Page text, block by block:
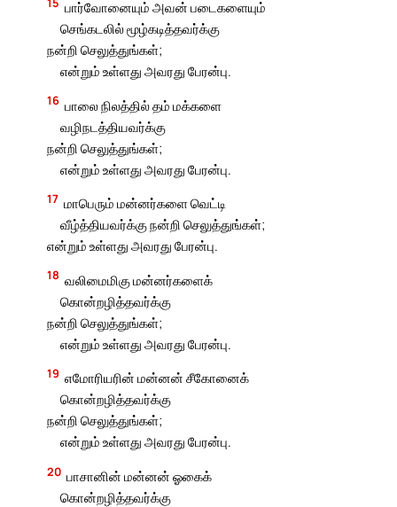
பார்வோனையும் அவன் படைகளையும்
செங்கடலில் மூழ்கடித்தவர்க்கு
நன்றி செலுத்துங்கள்;
என்றும் உள்ளது அவரது பேரன்பு.
16 பாலை நிலத்தில் தம் மக்களை
வழிநடத்தியவர்க்கு
நன்றி செலுத்துங்கள்;
என்றும் உள்ளது அவரது பேரன்பு.
17 மாபெரும் மன்னர்களை வெட்டி
வீழ்த்தியவர்க்கு நன்றி செலுத்துங்கள்;
என்றும் உள்ளது அவரது பேரன்பு.
18 வலிமைமிகு மன்னர்களைக்
கொன்றழித்தவர்க்கு
நன்றி செலுத்துங்கள்;
என்றும் உள்ளது அவரது பேரன்பு.
19 எமோரியரின் மன்னன் சீகோனைக்
கொன்றழித்தவர்க்கு
நன்றி செலுத்துங்கள்;
என்றும் உள்ளது அவரது பேரன்பு.
20 பாசானின் மன்னன் ஓகைக்
கொன்றழித்தவர்க்கு